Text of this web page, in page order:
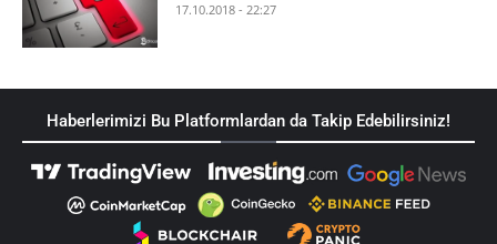
17.10.2018 - 22:27
Haberlerimizi Bu Platformlardan da Takip Edebilirsiniz!